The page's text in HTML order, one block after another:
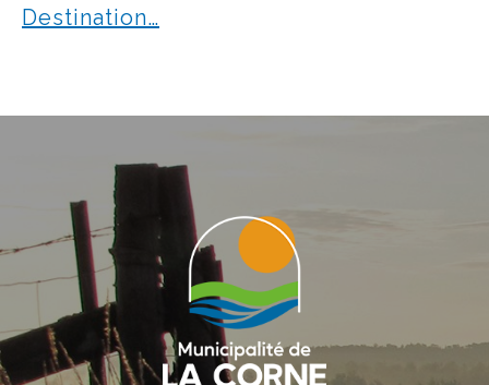
Destination…